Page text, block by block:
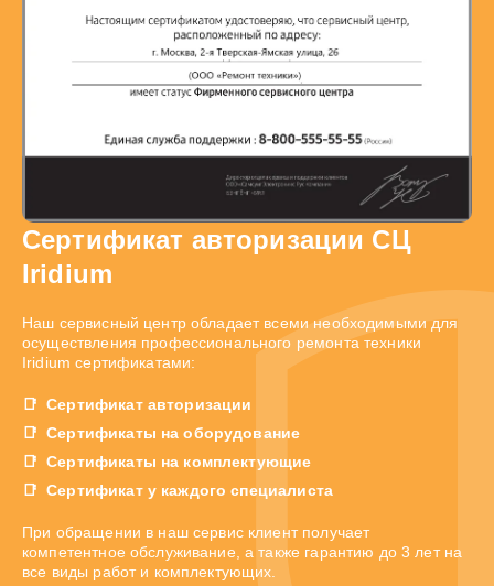
Сертификат авторизации СЦ
Iridium
Наш сервисный центр обладает всеми необходимыми для
осуществления профессионального ремонта техники
Iridium сертификатами:
Сертификат авторизации
Сертификаты на оборудование
Сертификаты на комплектующие
Сертификат у каждого специалиста
При обращении в наш сервис клиент получает
компетентное обслуживание, а также гарантию до 3 лет на
все виды работ и комплектующих.